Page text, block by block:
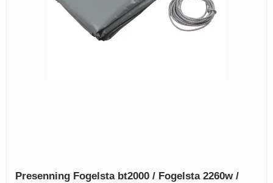
Presenning Fogelsta bt2000 / Fogelsta 2260w /